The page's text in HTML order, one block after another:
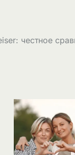
честное